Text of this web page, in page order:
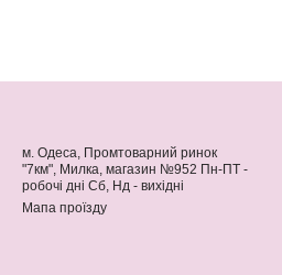
м. Одеса, Промтоварний ринок
"7км", Милка, магазин №952 Пн-ПТ -
робочі дні Сб, Нд - вихідні
Мапа проїзду